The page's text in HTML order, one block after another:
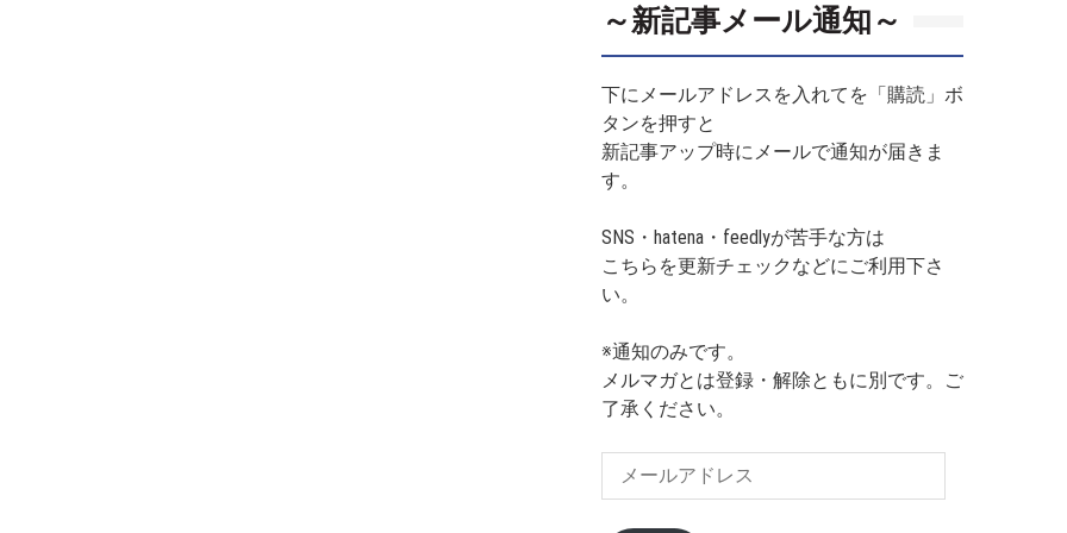
～新記事メール通知～
下にメールアドレスを入れてを「購読」ボ
タンを押すと
新記事アップ時にメールで通知が届きま
す。
SNS・hatena・feedlyが苦手な方は
こちらを更新チェックなどにご利用下さ
い。
※通知のみです。
メルマガとは登録・解除ともに別です。ご
了承ください。